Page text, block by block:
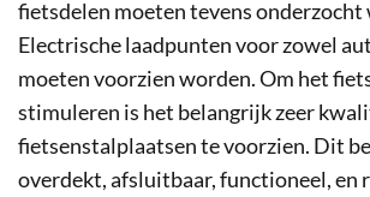
fietsdelen moeten tevens onderzocht
Electrische laadpunten voor zowel
moeten voorzien worden. Om het
stimuleren is het belangrijk zeer
fietsenstalplaatsen te voorzien. Dit
overdekt, afsluitbaar, functioneel, en